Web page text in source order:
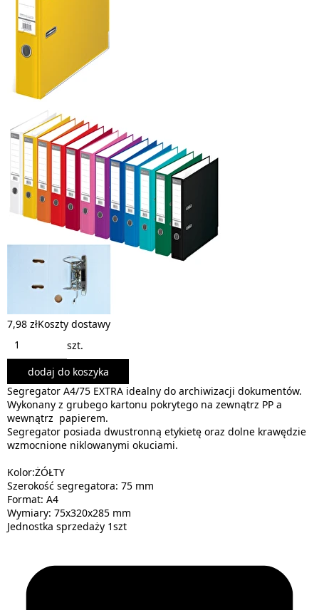
7,98 złKoszty dostawy
szt.
dodaj do koszyka
Segregator A4/75 EXTRA idealny do archiwizacji dokumentów.
Wykonany z grubego kartonu pokrytego na zewnątrz PP a
wewnątrz papierem.
Segregator posiada dwustronną etykietę oraz dolne krawędzie
wzmocnione niklowanymi okuciami.
Kolor:ŻÓŁTY
Szerokość segregatora: 75 mm
Format: A4
Wymiary: 75x320x285 mm
Jednostka sprzedaży 1szt